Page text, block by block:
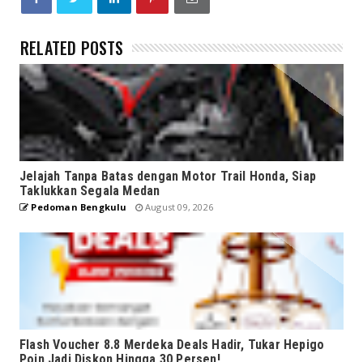
RELATED POSTS
Jelajah Tanpa Batas dengan Motor Trail Honda, Siap
Taklukkan Segala Medan
Pedoman Bengkulu August 09, 2026
Flash Voucher 8.8 Merdeka Deals Hadir, Tukar Hepigo